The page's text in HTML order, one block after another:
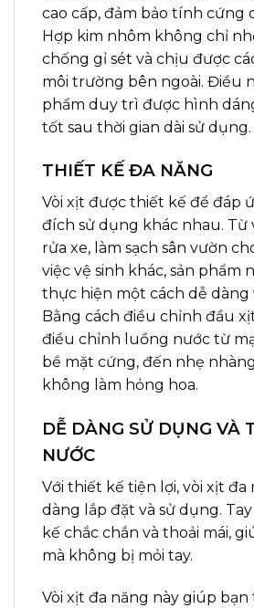
cao cấp, đảm bảo tính cứng
Hợp kim nhôm không chỉ
chống gỉ sét và chịu được
môi trường bên ngoài. Điều
phẩm duy trì được hình
tốt sau thời gian dài sử dụng.
THIẾT KẾ ĐA NĂNG
Vòi xịt được thiết kế để đáp
đích sử dụng khác nhau. Từ
rửa xe, làm sạch sân vườn
việc vệ sinh khác, sản phẩm
thực hiện một cách dễ dàng
Bằng cách điều chỉnh đầu
điều chỉnh luồng nước từ
bề mặt cứng, đến nhẹ
không làm hỏng hoa.
DỄ DÀNG SỬ DỤNG VÀ
NƯỚC
Với thiết kế tiện lợi, vòi xịt đa
dàng lắp đặt và sử dụng.
kế chắc chắn và thoải mái,
mà không bị mỏi tay.
Vòi xịt đa năng này giúp